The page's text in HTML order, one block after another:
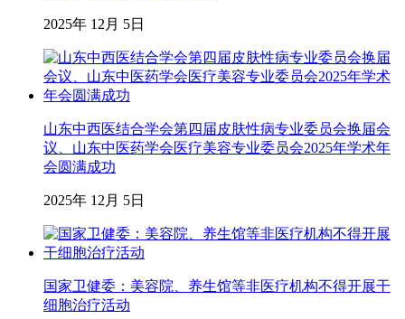
2025年 12月 5日
山东中西医结合学会第四届皮肤性病专业委员会换届会
议、山东中医药学会医疗美容专业委员会2025年学术年
会圆满成功
2025年 12月 5日
国家卫健委：美容院、养生馆等非医疗机构不得开展干
细胞治疗活动